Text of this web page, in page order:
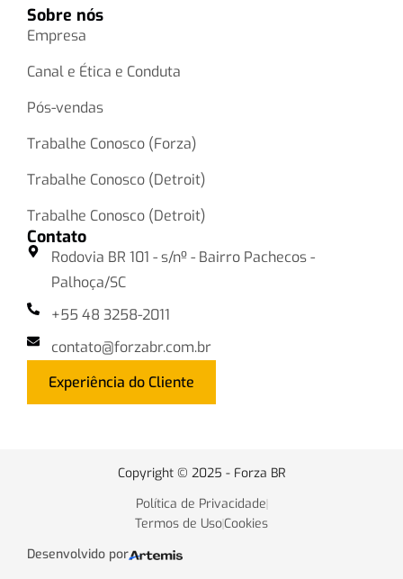
Sobre nós
Empresa
Canal e Ética e Conduta
Pós-vendas
Trabalhe Conosco (Forza)
Trabalhe Conosco (Detroit)
Trabalhe Conosco (Detroit)
Contato
Rodovia BR 101 - s/nº - Bairro Pachecos -
Palhoça/SC
+55 48 3258-2011
contato@forzabr.com.br
Experiência do Cliente
Copyright © 2025 - Forza BR
Política de Privacidade
Termos de UsoCookies
Desenvolvido por